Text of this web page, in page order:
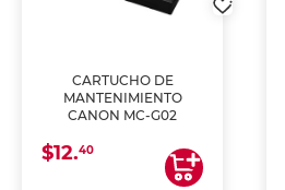
CARTUCHO DE
MANTENIMIENTO
CANON MC-G02
$12.40